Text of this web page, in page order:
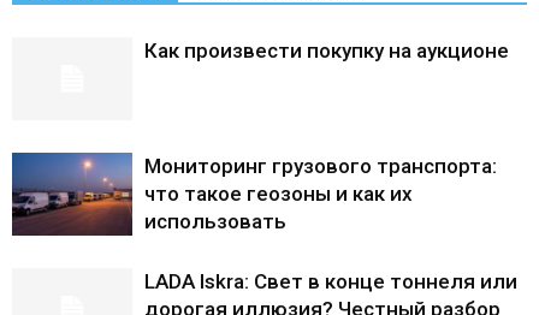
Как произвести покупку на аукционе
Мониторинг грузового транспорта:
что такое геозоны и как их
использовать
LADA Iskra: Свет в конце тоннеля или
дорогая иллюзия? Честный разбор